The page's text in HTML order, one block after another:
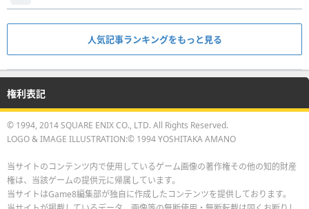
人気記事ランキングをもっと見る
権利表記
© 1994, 2014 SQUARE ENIX CO., LTD. All Rights Reserved.
LOGO & IMAGE ILLUSTRATION:© 1994 YOSHITAKA AMANO
当サイトのコンテンツ内で使用しているゲーム画像の著作権その他の知的財産
権は、当該ゲームの提供元に帰属しています。
当サイトはGame8編集部が独自に作成したコンテンツを提供しております。